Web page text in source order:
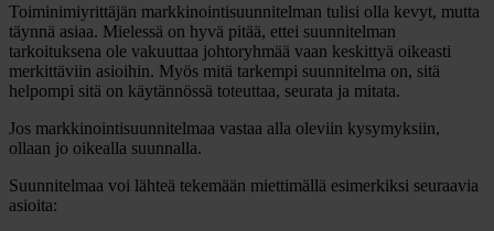
Toiminimiyrittäjän markkinointisuunnitelman tulisi olla kevyt, mutta
täynnä asiaa. Mielessä on hyvä pitää, ettei suunnitelman
tarkoituksena ole vakuuttaa johtoryhmää vaan keskittyä oikeasti
merkittäviin asioihin. Myös mitä tarkempi suunnitelma on, sitä
helpompi sitä on käytännössä toteuttaa, seurata ja mitata.
Jos markkinointisuunnitelmaa vastaa alla oleviin kysymyksiin,
ollaan jo oikealla suunnalla.
Suunnitelmaa voi lähteä tekemään miettimällä esimerkiksi seuraavia
asioita: